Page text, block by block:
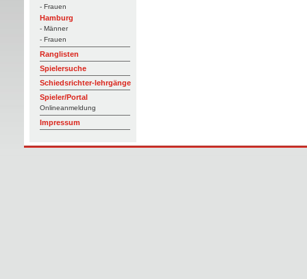
- Frauen
Hamburg
- Männer
- Frauen
Ranglisten
Spielersuche
Schiedsrichter-lehrgänge
Spieler/Portal
Onlineanmeldung
Impressum